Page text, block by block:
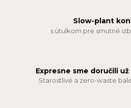
Slow-plant
s útulkom pre smutné
Expresne sme doručili už
Starostlivé a zero-waste